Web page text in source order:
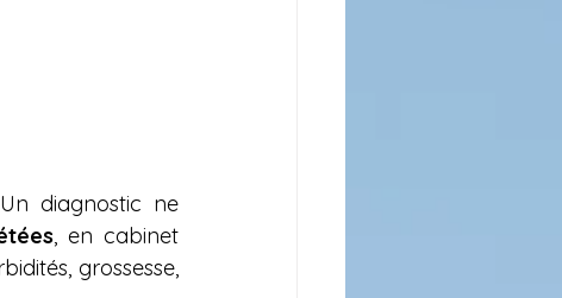
diagnostic ne
, en cabinet
grossesse,